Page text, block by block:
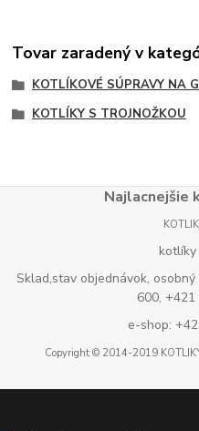
Tovar zaradený v
KOTLÍKOVÉ SÚPRAVY NA
KOTLÍKY S TROJNOŽKOU
Najlacnejšie
Sklad,stav objednávok,
600,
e-shop:
Copyright © 2014-2019